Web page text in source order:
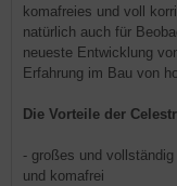
komafreies und voll
natürlich auch für
neueste Entwicklung
Erfahrung im Bau von
Die Vorteile der
- großes und
und komafrei